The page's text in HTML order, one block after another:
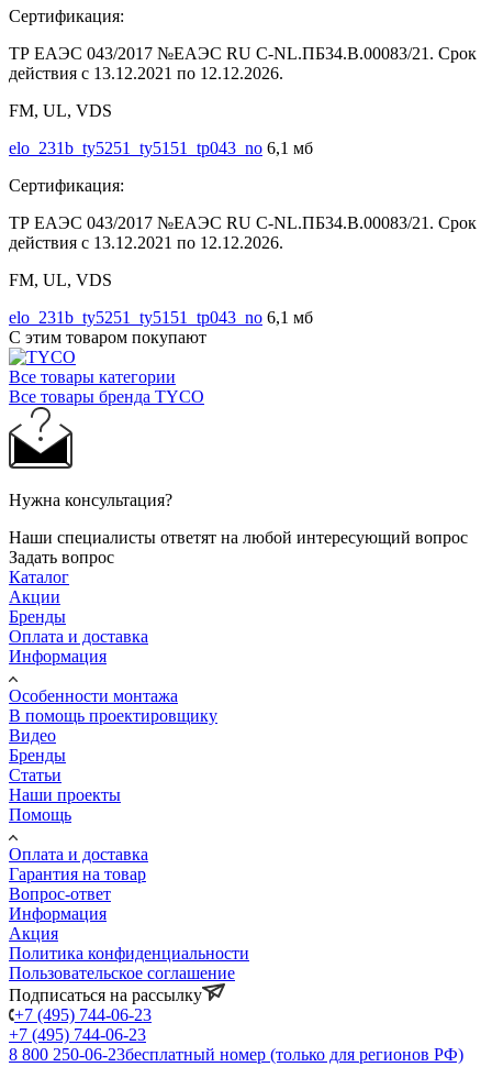
Сертификация:
ТР ЕАЭС 043/2017 №ЕАЭС RU C-NL.ПБ34.В.00083/21. Срок
действия с 13.12.2021 по 12.12.2026.
FM, UL, VDS
elo_231b_ty5251_ty5151_tp043_no 6,1 мб
Сертификация:
ТР ЕАЭС 043/2017 №ЕАЭС RU C-NL.ПБ34.В.00083/21. Срок
действия с 13.12.2021 по 12.12.2026.
FM, UL, VDS
elo_231b_ty5251_ty5151_tp043_no 6,1 мб
С этим товаром покупают
Все товары категории
Все товары бренда TYCO
Нужна консультация?
Наши специалисты ответят на любой интересующий вопрос
Задать вопрос
Каталог
Акции
Бренды
Оплата и доставка
Информация
Особенности монтажа
В помощь проектировщику
Видео
Бренды
Статьи
Наши проекты
Помощь
Оплата и доставка
Гарантия на товар
Вопрос-ответ
Информация
Акция
Политика конфиденциальности
Пользовательское соглашение
Подписаться на рассылку
+7 (495) 744-06-23
+7 (495) 744-06-23
8 800 250-06-23бесплатный номер (только для регионов РФ)